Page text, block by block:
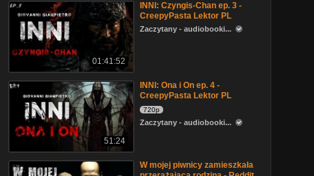
01:41:52
INNI: Czyngis-Chan ep. 3 -
CreepyPasta Lektor PL
Zaczytany - audiobooki...
51:24
INNI: Ona i On ep. 4 -
CreepyPasta Lektor PL
720p
Zaczytany - audiobooki...
W mojej piwnicy zamieszkała